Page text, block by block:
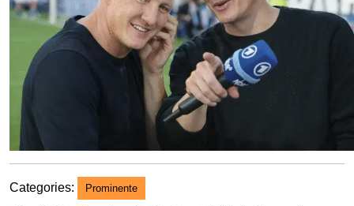
Categories: Prominente